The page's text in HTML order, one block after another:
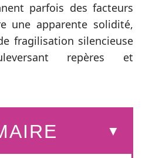
parfois des facteurs
une apparente solidité,
fragilisation silencieuse
repères et